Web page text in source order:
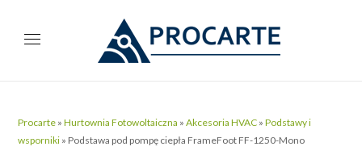
Procarte »Hurtownia Fotowoltaiczna »Akcesoria HVAC »Podstawy i
wsporniki » Podstawa pod pompę ciepła FrameFoot FF-1250-Mono